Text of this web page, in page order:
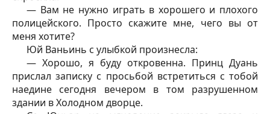
— Вам не нужно играть в хорошего и плохого
полицейского. Просто скажите мне, чего вы от
меня хотите?
Юй Ваньинь с улыбкой произнесла:
— Хорошо, я буду откровенна. Принц Дуань
прислал записку с просьбой встретиться с тобой
наедине сегодня вечером в том разрушенном
здании в Холодном дворце.